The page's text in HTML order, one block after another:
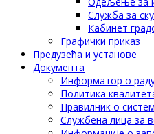
Служба за
Кабинет
Графички приказ
Предузећа и установе
Документа
Информатор о
Политика
Правилник о
Службена лица за